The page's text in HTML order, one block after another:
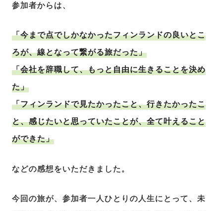
参加者からは、
「今まで点でしかなかったフィンランドの良いとこ
ろが、線となって繋がる旅だった」
「会社を辞職して、もっと自由に生きることを決め
た」
「フィンランドで見たかったこと、行きたかったこ
と、感じたいと思っていたことが、全て叶えること
ができた」
などの感想をいただきました。
今回の旅が、参加者一人ひとりの人生にとって、未